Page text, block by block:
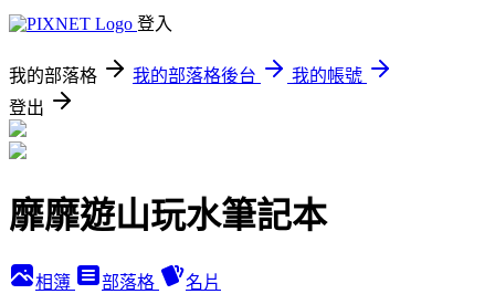
登入
我的部落格 我的部落格後台
我的帳號
登出
靡靡遊山玩水筆記本
相簿 部落格 名片